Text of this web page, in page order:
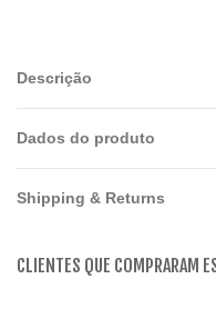
Descrição
Dados do produto
Shipping & Returns
CLIENTES QUE COMPRARAM